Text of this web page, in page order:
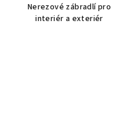
Nerezové zábradlí pro
interiér a exteriér